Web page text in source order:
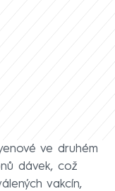
ve druhém
dávek, což
vakcín,